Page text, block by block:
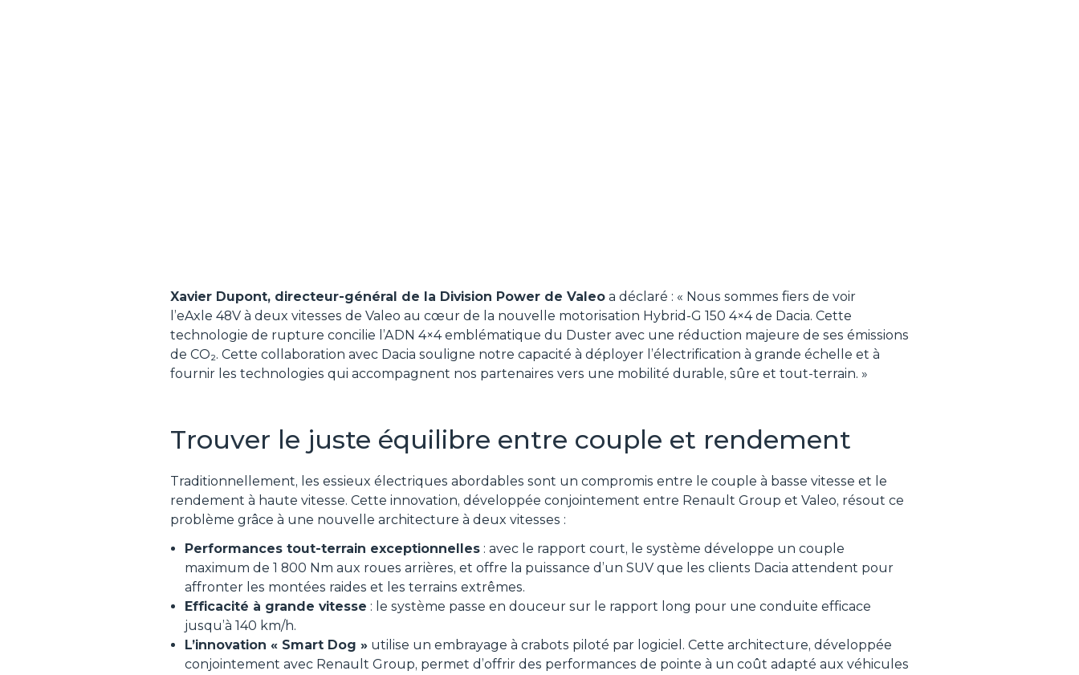
Xavier Dupont, directeur-général de la Division Power de Valeo a déclaré : « Nous sommes fiers de voir
l’eAxle 48V à deux vitesses de Valeo au cœur de la nouvelle motorisation Hybrid-G 150 4×4 de Dacia. Cette
technologie de rupture concilie l’ADN 4×4 emblématique du Duster avec une réduction majeure de ses émissions
de CO₂. Cette collaboration avec Dacia souligne notre capacité à déployer l’électrification à grande échelle et à
fournir les technologies qui accompagnent nos partenaires vers une mobilité durable, sûre et tout-terrain. »
Trouver le juste équilibre entre couple et rendement
Traditionnellement, les essieux électriques abordables sont un compromis entre le couple à basse vitesse et le
rendement à haute vitesse. Cette innovation, développée conjointement entre Renault Group et Valeo, résout ce
problème grâce à une nouvelle architecture à deux vitesses :
Performances tout-terrain exceptionnelles : avec le rapport court, le système développe un couple
maximum de 1 800 Nm aux roues arrières, et offre la puissance d’un SUV que les clients Dacia attendent pour
affronter les montées raides et les terrains extrêmes.
Efficacité à grande vitesse : le système passe en douceur sur le rapport long pour une conduite efficace
jusqu’à 140 km/h.
L’innovation « Smart Dog » utilise un embrayage à crabots piloté par logiciel. Cette architecture, développée
conjointement avec Renault Group, permet d’offrir des performances de pointe à un coût adapté aux véhicules